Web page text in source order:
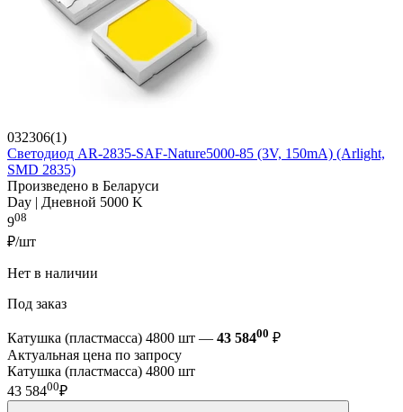
032306(1)
Светодиод AR-2835-SAF-Nature5000-85 (3V, 150mA) (Arlight,
SMD 2835)
Произведено в Беларуси
Day | Дневной 5000 K
908
₽/шт
Нет в наличии
Под заказ
Катушка (пластмасса) 4800 шт — 43 58400 ₽
Актуальная цена по запросу
Катушка (пластмасса) 4800 шт
43 58400₽